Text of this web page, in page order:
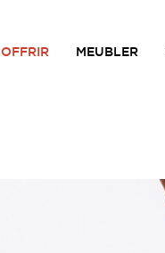
OFFRIR MEUBLER